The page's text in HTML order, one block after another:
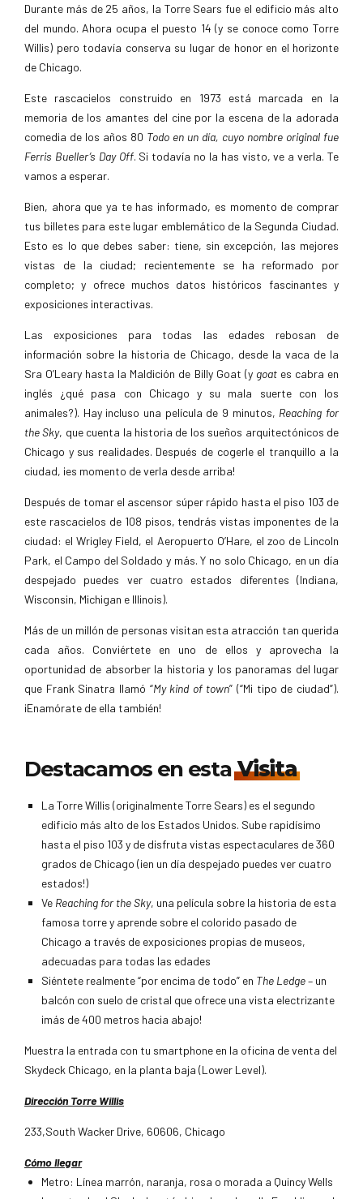
Durante más de 25 años, la Torre Sears fue el edificio más alto
del mundo. Ahora ocupa el puesto 14 (y se conoce como Torre
Willis) pero todavía conserva su lugar de honor en el horizonte
de Chicago.
Este rascacielos construido en 1973 está marcada en la
memoria de los amantes del cine por la escena de la adorada
comedia de los años 80 Todo en un día, cuyo nombre original fue
Ferris Bueller’s Day Off. Si todavía no la has visto, ve a verla. Te
vamos a esperar.
Bien, ahora que ya te has informado, es momento de comprar
tus billetes para este lugar emblemático de la Segunda Ciudad.
Esto es lo que debes saber: tiene, sin excepción, las mejores
vistas de la ciudad; recientemente se ha reformado por
completo; y ofrece muchos datos históricos fascinantes y
exposiciones interactivas.
Las exposiciones para todas las edades rebosan de
información sobre la historia de Chicago, desde la vaca de la
Sra O’Leary hasta la Maldición de Billy Goat (y goates cabra en
inglés ¿qué pasa con Chicago y su mala suerte con los
animales?). Hay incluso una película de 9 minutos, Reaching for
the Sky, que cuenta la historia de los sueños arquitectónicos de
Chicago y sus realidades. Después de cogerle el tranquillo a la
ciudad, ¡es momento de verla desde arriba!
Después de tomar el ascensor súper rápido hasta el piso 103 de
este rascacielos de 108 pisos, tendrás vistas imponentes de la
ciudad: el Wrigley Field, el Aeropuerto O’Hare, el zoo de Lincoln
Park, el Campo del Soldado y más. Y no solo Chicago, en un día
despejado puedes ver cuatro estados diferentes (Indiana,
Wisconsin, Michigan e Illinois).
Más de un millón de personas visitan esta atracción tan querida
cada años. Conviértete en uno de ellos y aprovecha la
oportunidad de absorber la historia y los panoramas del lugar
que Frank Sinatra llamó “My kind of town” (“Mi tipo de ciudad”).
¡Enamórate de ella también!
Destacamos en estaVisita
La Torre Willis (originalmente Torre Sears) es el segundo
edificio más alto de los Estados Unidos. Sube rapidísimo
hasta el piso 103 y de disfruta vistas espectaculares de 360
grados de Chicago (¡en un día despejado puedes ver cuatro
estados!)
Ve Reaching for the Sky, una película sobre la historia de esta
famosa torre y aprende sobre el colorido pasado de
Chicago a través de exposiciones propias de museos,
adecuadas para todas las edades
Siéntete realmente “por encima de todo” en The Ledge– un
balcón con suelo de cristal que ofrece una vista electrizante
¡más de 400 metros hacia abajo!
Muestra la entrada con tu smartphone en la oficina de venta del
Skydeck Chicago, en la planta baja (Lower Level).
Dirección Torre Willis
233,South Wacker Drive, 60606, Chicago
Cómo llegar
Metro: Línea marrón, naranja, rosa o morada a Quincy Wells